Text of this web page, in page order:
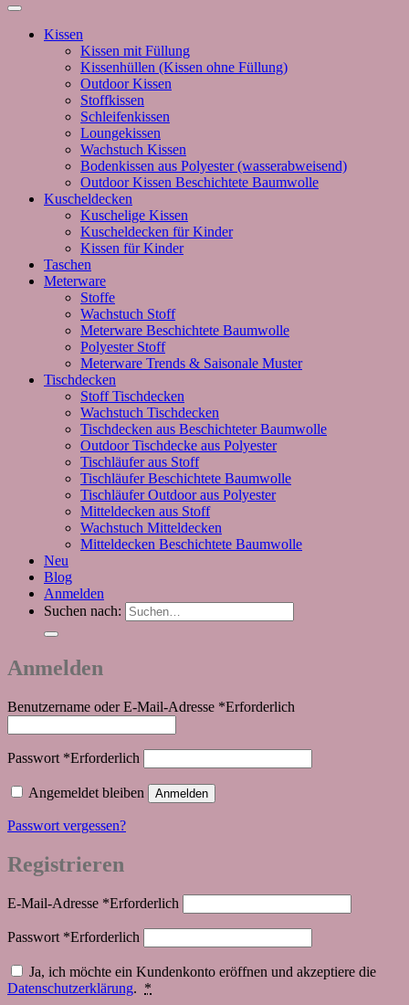
Kissen
Kissen mit Füllung
Kissenhüllen (Kissen ohne Füllung)
Outdoor Kissen
Stoffkissen
Schleifenkissen
Loungekissen
Wachstuch Kissen
Bodenkissen aus Polyester (wasserabweisend)
Outdoor Kissen Beschichtete Baumwolle
Kuscheldecken
Kuschelige Kissen
Kuscheldecken für Kinder
Kissen für Kinder
Taschen
Meterware
Stoffe
Wachstuch Stoff
Meterware Beschichtete Baumwolle
Polyester Stoff
Meterware Trends & Saisonale Muster
Tischdecken
Stoff Tischdecken
Wachstuch Tischdecken
Tischdecken aus Beschichteter Baumwolle
Outdoor Tischdecke aus Polyester
Tischläufer aus Stoff
Tischläufer Beschichtete Baumwolle
Tischläufer Outdoor aus Polyester
Mitteldecken aus Stoff
Wachstuch Mitteldecken
Mitteldecken Beschichtete Baumwolle
Neu
Blog
Anmelden
Suchen nach:
Anmelden
Benutzername oder E-Mail-Adresse *Erforderlich
Passwort *Erforderlich
Angemeldet bleiben Anmelden
Passwort vergessen?
Registrieren
E-Mail-Adresse *Erforderlich
Passwort *Erforderlich
Ja, ich möchte ein Kundenkonto eröffnen und akzeptiere die
Datenschutzerklärung. *